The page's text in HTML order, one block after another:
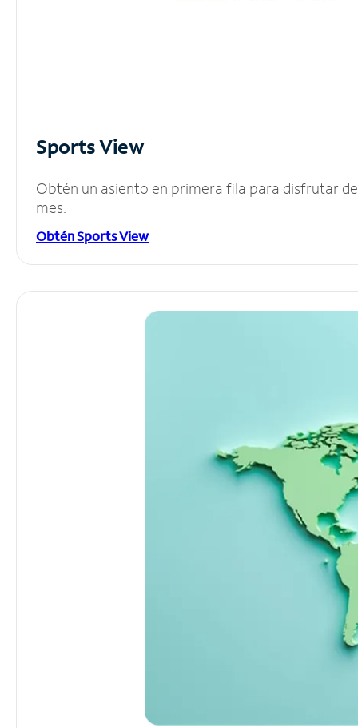
Sports View
Obtén un asiento en primera fila para disfrutar
mes.
Obtén Sports View